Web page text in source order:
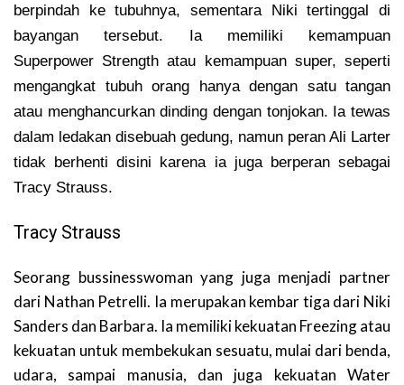
berpindah ke tubuhnya, sementara Niki tertinggal di
bayangan tersebut. Ia memiliki kemampuan
Superpower Strength atau kemampuan super, seperti
mengangkat tubuh orang hanya dengan satu tangan
atau menghancurkan dinding dengan tonjokan. Ia tewas
dalam ledakan disebuah gedung, namun peran Ali Larter
tidak berhenti disini karena ia juga berperan sebagai
Tracy Strauss.
Tracy Strauss
Seorang bussinesswoman yang juga menjadi partner
dari Nathan Petrelli. Ia merupakan kembar tiga dari Niki
Sanders dan Barbara. Ia memiliki kekuatan Freezing atau
kekuatan untuk membekukan sesuatu, mulai dari benda,
udara, sampai manusia, dan juga kekuatan Water